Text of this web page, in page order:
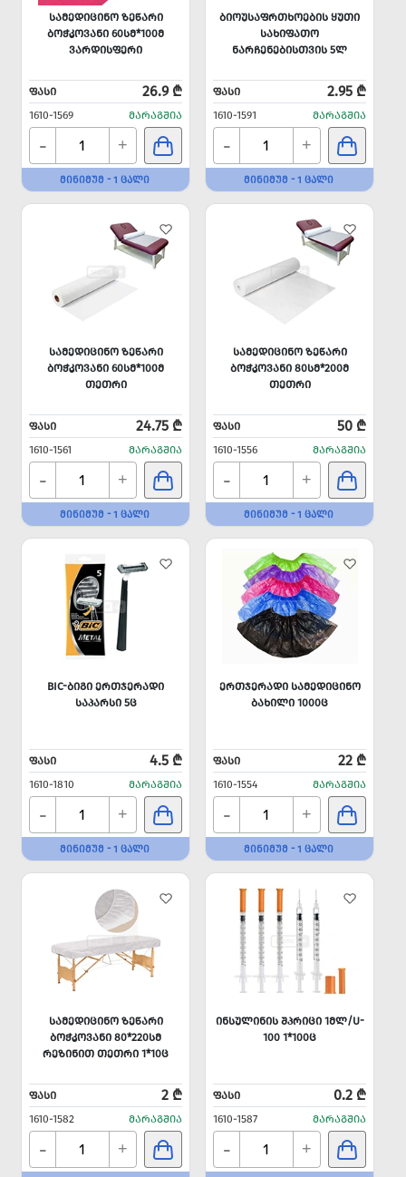
ᲡᲐᲛᲔᲓᲘᲪᲘᲜᲝ ᲖᲔᲬᲐᲠᲘ
ᲑᲝᲭᲙᲝᲕᲐᲜᲘ 60ᲡᲛ*100Მ
ᲕᲐᲠᲓᲘᲡᲤᲔᲠᲘ
ᲤᲐᲡᲘ 26.9 ₾
1610-1569 ᲛᲐᲠᲐᲒᲨᲘᲐ
- +
ᲛᲘᲜᲘᲛᲣᲛ - 1 ᲪᲐᲚᲘ
ᲑᲘᲝᲣᲡᲐᲤᲠᲗᲮᲝᲔᲑᲘᲡ ᲧᲣᲗᲘ
ᲡᲐᲮᲘᲤᲐᲗᲝ
ᲜᲐᲠᲩᲔᲜᲔᲑᲘᲡᲗᲕᲘᲡ 5Ლ
ᲤᲐᲡᲘ 2.95 ₾
1610-1591 ᲛᲐᲠᲐᲒᲨᲘᲐ
- +
ᲛᲘᲜᲘᲛᲣᲛ - 1 ᲪᲐᲚᲘ
ᲡᲐᲛᲔᲓᲘᲪᲘᲜᲝ ᲖᲔᲬᲐᲠᲘ
ᲑᲝᲭᲙᲝᲕᲐᲜᲘ 60ᲡᲛ*100Მ
ᲗᲔᲗᲠᲘ
ᲤᲐᲡᲘ 24.75 ₾
1610-1561 ᲛᲐᲠᲐᲒᲨᲘᲐ
- +
ᲛᲘᲜᲘᲛᲣᲛ - 1 ᲪᲐᲚᲘ
ᲡᲐᲛᲔᲓᲘᲪᲘᲜᲝ ᲖᲔᲬᲐᲠᲘ
ᲑᲝᲭᲙᲝᲕᲐᲜᲘ 80ᲡᲛ*200Მ
ᲗᲔᲗᲠᲘ
ᲤᲐᲡᲘ 50 ₾
1610-1556 ᲛᲐᲠᲐᲒᲨᲘᲐ
- +
ᲛᲘᲜᲘᲛᲣᲛ - 1 ᲪᲐᲚᲘ
BIC-ᲑᲘᲒᲘ ᲔᲠᲗᲯᲔᲠᲐᲓᲘ
ᲡᲐᲞᲐᲠᲡᲘ 5Ც
ᲤᲐᲡᲘ 4.5 ₾
1610-1810 ᲛᲐᲠᲐᲒᲨᲘᲐ
- +
ᲛᲘᲜᲘᲛᲣᲛ - 1 ᲪᲐᲚᲘ
ᲔᲠᲗᲯᲔᲠᲐᲓᲘ ᲡᲐᲛᲔᲓᲘᲪᲘᲜᲝ
ᲑᲐᲮᲘᲚᲘ 1000Ც
ᲤᲐᲡᲘ 22 ₾
1610-1554 ᲛᲐᲠᲐᲒᲨᲘᲐ
- +
ᲛᲘᲜᲘᲛᲣᲛ - 1 ᲪᲐᲚᲘ
ᲡᲐᲛᲔᲓᲘᲪᲘᲜᲝ ᲖᲔᲬᲐᲠᲘ
ᲑᲝᲭᲙᲝᲕᲐᲜᲘ 80*220ᲡᲛ
ᲠᲔᲖᲘᲜᲘᲗ ᲗᲔᲗᲠᲘ 1*10Ც
ᲤᲐᲡᲘ 2 ₾
1610-1582 ᲛᲐᲠᲐᲒᲨᲘᲐ
- +
ᲘᲜᲡᲣᲚᲘᲜᲘᲡ ᲨᲞᲠᲘᲪᲘ 1ᲛᲚ/U-
100 1*100Ც
ᲤᲐᲡᲘ 0.2 ₾
1610-1587 ᲛᲐᲠᲐᲒᲨᲘᲐ
- +